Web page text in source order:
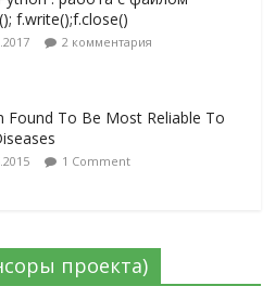
f.write();f.close()
2 комментария
Found To Be Most Reliable To
1 Comment
проекта)